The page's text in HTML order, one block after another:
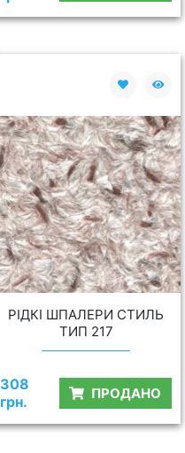
РІДКІ ШПАЛЕРИ СТИЛЬ
ТИП 217
308
грн.
ПРОДАНО